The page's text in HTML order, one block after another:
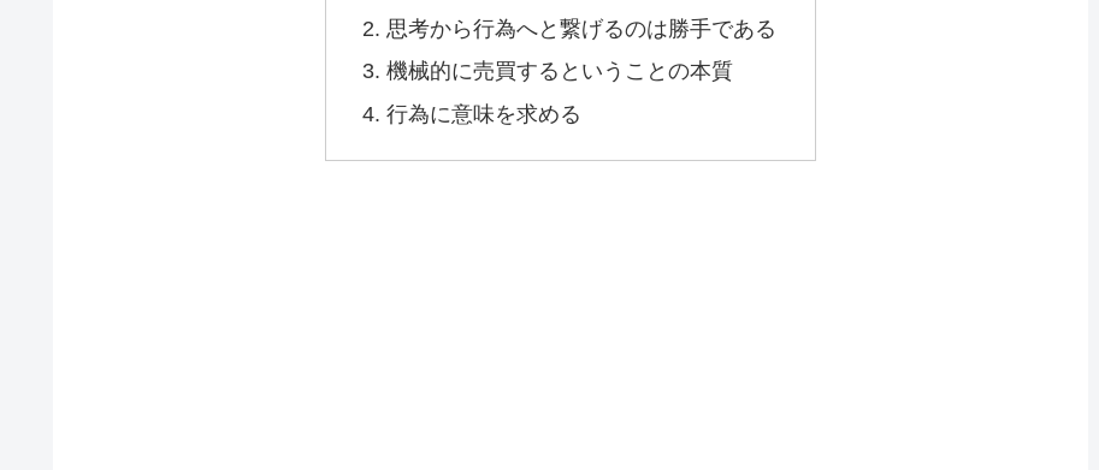
思考から行為へと繋げるのは勝手である
機械的に売買するということの本質
行為に意味を求める